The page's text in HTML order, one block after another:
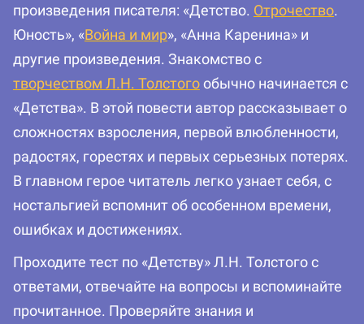
произведения писателя: «Детство. Отрочество.
Юность», «Война и мир», «Анна Каренина» и
другие произведения. Знакомство с
творчеством Л.Н. Толстогообычно начинается с
«Детства». В этой повести автор рассказывает о
сложностях взросления, первой влюбленности,
радостях, горестях и первых серьезных потерях.
В главном герое читатель легко узнает себя, с
ностальгией вспомнит об особенном времени,
ошибках и достижениях.
Проходите тест по «Детству» Л.Н. Толстого с
ответами, отвечайте на вопросы и вспоминайте
прочитанное. Проверяйте знания и